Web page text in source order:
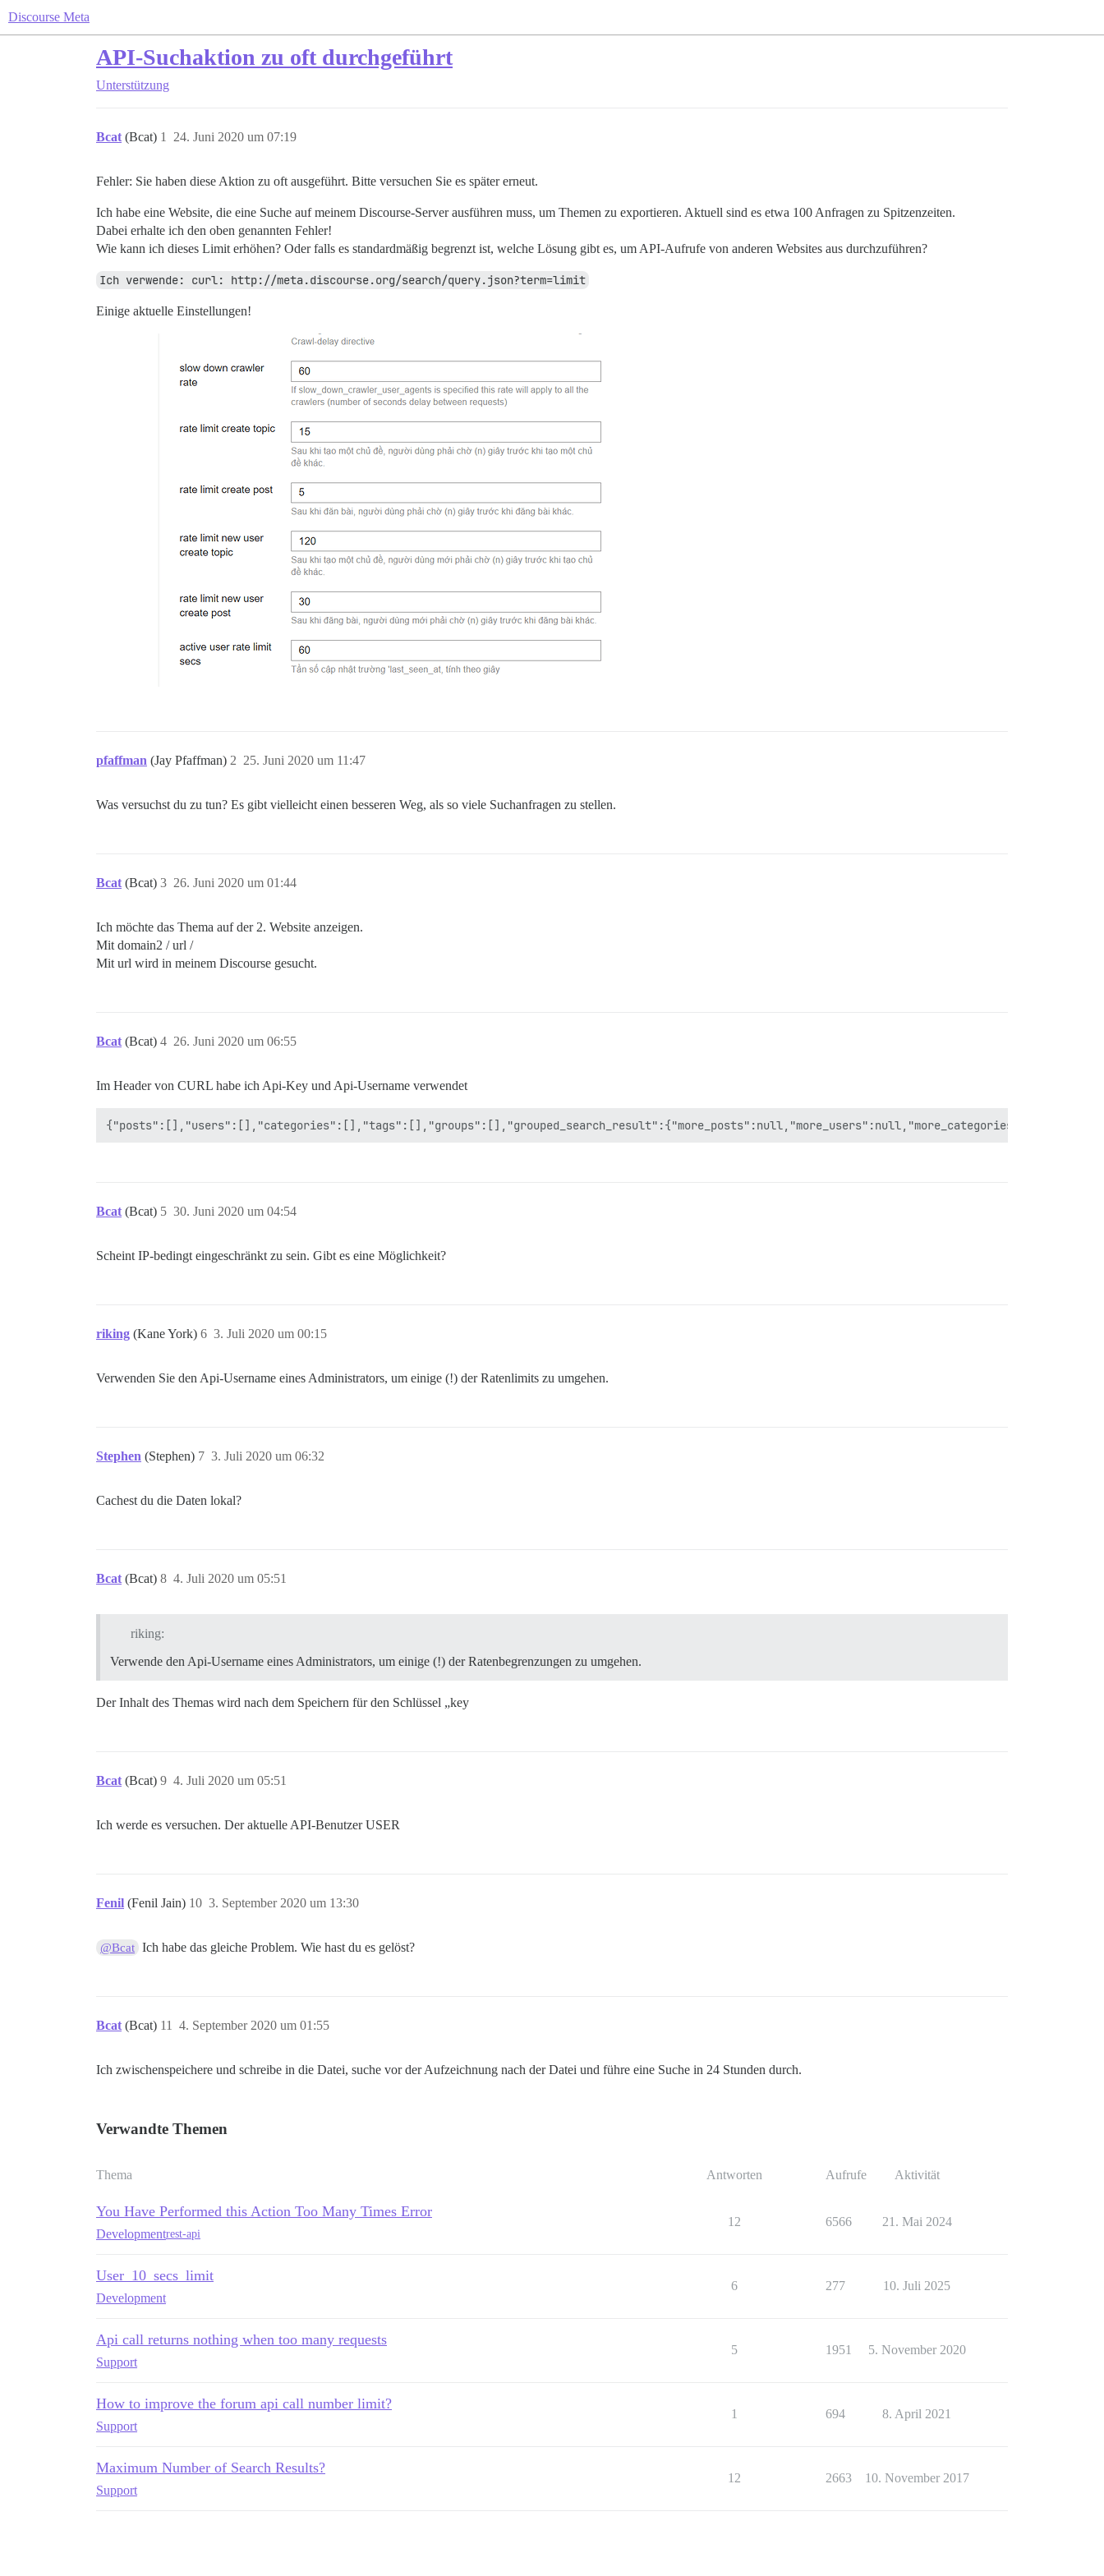
Discourse Meta
API-Suchaktion zu oft durchgeführt
Unterstützung
Bcat (Bcat) 24. Juni 2020 um 07:19
1
Fehler: Sie haben diese Aktion zu oft ausgeführt. Bitte versuchen Sie es später erneut.
Ich habe eine Website, die eine Suche auf meinem Discourse-Server ausführen muss, um Themen zu exportieren. Aktuell sind es etwa 100 Anfragen zu Spitzenzeiten.
Dabei erhalte ich den oben genannten Fehler!
Wie kann ich dieses Limit erhöhen? Oder falls es standardmäßig begrenzt ist, welche Lösung gibt es, um API-Aufrufe von anderen Websites aus durchzuführen?
Ich verwende: curl: http://meta.discourse.org/search/query.json?term=limit
Einige aktuelle Einstellungen!
pfaffman (Jay Pfaffman) 25. Juni 2020 um 11:47
2
Was versuchst du zu tun? Es gibt vielleicht einen besseren Weg, als so viele Suchanfragen zu stellen.
Bcat (Bcat) 26. Juni 2020 um 01:44
3
Ich möchte das Thema auf der 2. Website anzeigen.
Mit domain2 / url /
Mit url wird in meinem Discourse gesucht.
Bcat (Bcat) 26. Juni 2020 um 06:55
4
Im Header von CURL habe ich Api-Key und Api-Username verwendet
Bcat (Bcat) 30. Juni 2020 um 04:54
5
Scheint IP-bedingt eingeschränkt zu sein. Gibt es eine Möglichkeit?
riking (Kane York) 3. Juli 2020 um 00:15
6
Verwenden Sie den Api-Username eines Administrators, um einige (!) der Ratenlimits zu umgehen.
Stephen (Stephen) 3. Juli 2020 um 06:32
7
Cachest du die Daten lokal?
Bcat (Bcat) 4. Juli 2020 um 05:51
8
riking:
Verwende den Api-Username eines Administrators, um einige (!) der Ratenbegrenzungen zu umgehen.
Der Inhalt des Themas wird nach dem Speichern für den Schlüssel „key
Bcat (Bcat) 4. Juli 2020 um 05:51
9
Ich werde es versuchen. Der aktuelle API-Benutzer USER
Fenil (Fenil Jain) 3. September 2020 um 13:30
10
@Bcat Ich habe das gleiche Problem. Wie hast du es gelöst?
Bcat (Bcat) 4. September 2020 um 01:55
11
Ich zwischenspeichere und schreibe in die Datei, suche vor der Aufzeichnung nach der Datei und führe eine Suche in 24 Stunden durch.
Verwandte Themen
Thema Antworten Aufrufe Aktivität
You Have Performed this Action Too Many Times Error
Developmentrest-api
12 6566 21. Mai 2024
User_10_secs_limit
Development
6 277 10. Juli 2025
Api call returns nothing when too many requests
Support
5 1951 5. November 2020
How to improve the forum api call number limit?
Support
1 694 8. April 2021
Maximum Number of Search Results?
Support
12 2663 10. November 2017